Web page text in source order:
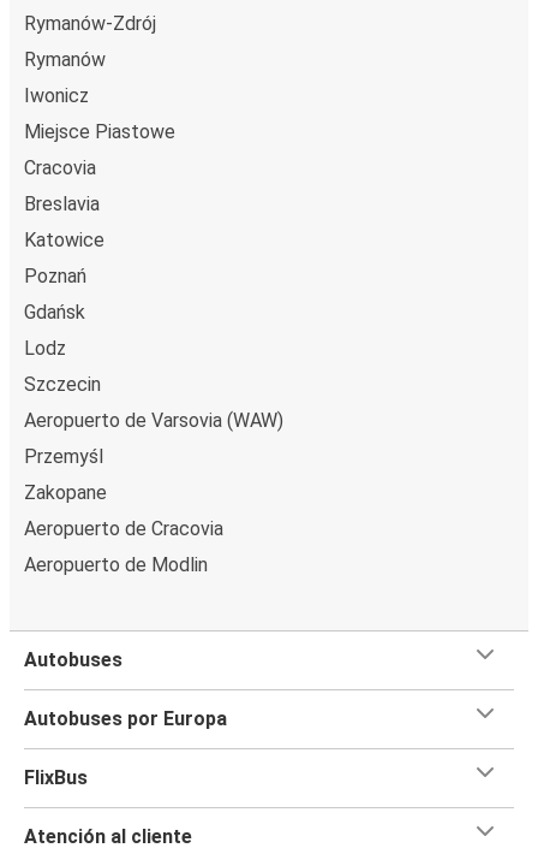
Rymanów-Zdrój
Rymanów
Iwonicz
Miejsce Piastowe
Cracovia
Breslavia
Katowice
Poznań
Gdańsk
Lodz
Szczecin
Aeropuerto de Varsovia (WAW)
Przemyśl
Zakopane
Aeropuerto de Cracovia
Aeropuerto de Modlin
Autobuses
Autobuses por Europa
FlixBus
Atención al cliente